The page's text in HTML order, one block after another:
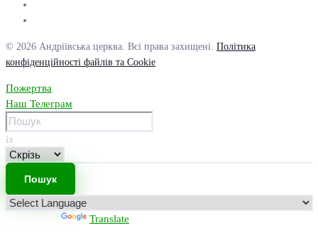
© 2026 Андріївська церква. Всі права захищені. Політика
конфіденційності файлів та Cookie
Пожертва
Наш Телеграм
із
Translate